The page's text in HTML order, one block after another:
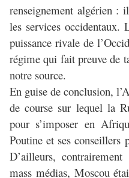
renseignement algérien :
les services occidentaux.
puissance rivale de
régime qui fait preuve de
notre source.
En guise de conclusion,
de course sur lequel la
pour s’imposer en
Poutine et ses conseillers
D’ailleurs,
mass médias, Moscou